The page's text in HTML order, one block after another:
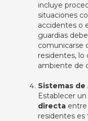
incluye
situaciones
accidentes o
guardias
comunicarse
residentes, lo
ambiente de
Sistemas
Establecer un
directaentre
residentes es